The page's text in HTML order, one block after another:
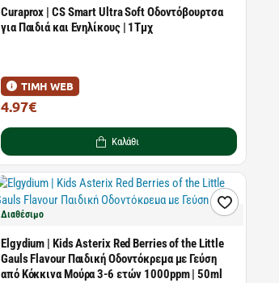
Curaprox | CS Smart Ultra Soft Οδοντόβουρτσα
για Παιδιά και Ενηλίκους | 1Τμχ
ΤΙΜΗ WEB
4.97€
Καλάθι
Διαθέσιμο
Elgydium | Kids Asterix Red Berries of the Little
Gauls Flavour Παιδική Οδοντόκρεμα με Γεύση
από Κόκκινα Μούρα 3-6 ετών 1000ppm | 50ml